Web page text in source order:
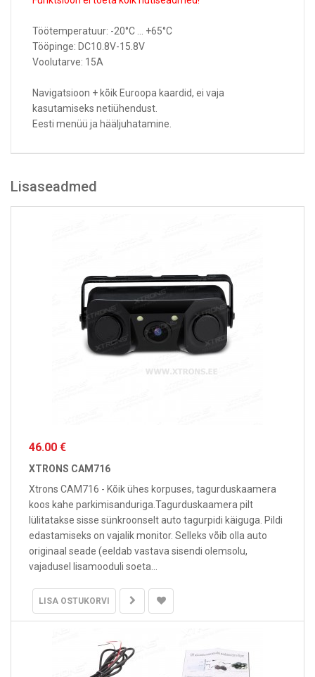
Töötemperatuur: -20°C ... +65°C
Tööpinge: DC10.8V-15.8V
Voolutarve: 15A
Navigatsioon + kõik Euroopa kaardid, ei vaja
kasutamiseks netiühendust.
Eesti menüü ja hääljuhatamine.
Lisaseadmed
46.00 €
XTRONS CAM716
Xtrons CAM716 - Kõik ühes korpuses, tagurduskaamera
koos kahe parkimisanduriga.Tagurduskaamera pilt
lülitatakse sisse sünkroonselt auto tagurpidi käiguga. Pildi
edastamiseks on vajalik monitor. Selleks võib olla auto
originaal seade (eeldab vastava sisendi olemsolu,
vajadusel lisamooduli soeta...
LISA OSTUKORVI